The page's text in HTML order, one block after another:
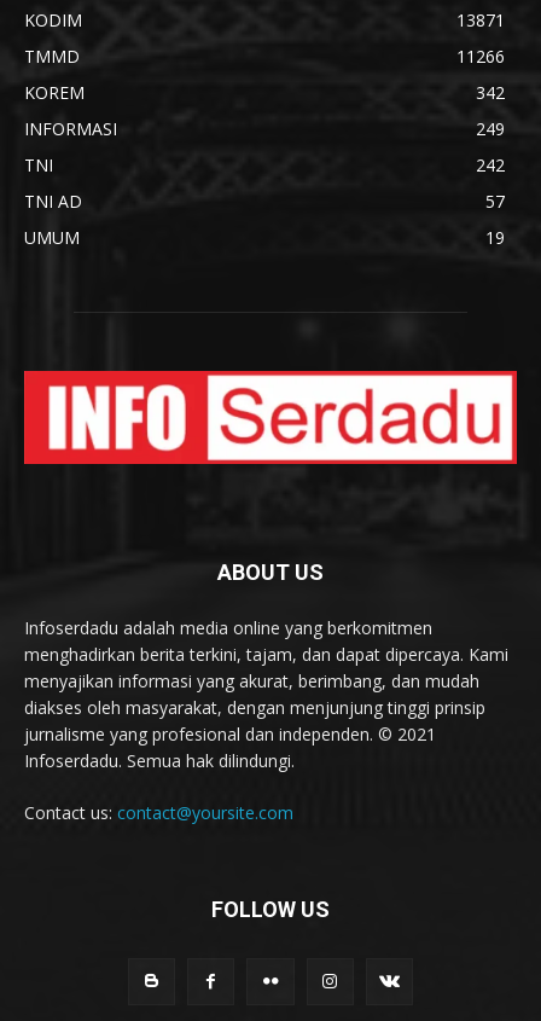
KODIM
13871
TMMD
11266
KOREM
342
INFORMASI
249
TNI
242
TNI AD
57
UMUM
19
ABOUT US
Infoserdadu adalah media online yang berkomitmen
menghadirkan berita terkini, tajam, dan dapat dipercaya. Kami
menyajikan informasi yang akurat, berimbang, dan mudah
diakses oleh masyarakat, dengan menjunjung tinggi prinsip
jurnalisme yang profesional dan independen. © 2021
Infoserdadu. Semua hak dilindungi.
Contact us: contact@yoursite.com
FOLLOW US